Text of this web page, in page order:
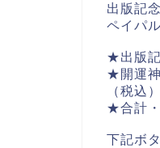
出版記
ペイパ
★出版
★開運
（税込）
★合計・
下記ボ